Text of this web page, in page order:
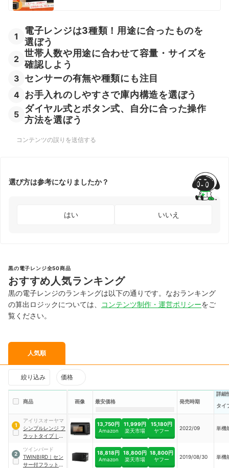
1
電子レンジは3種類！用途に合ったものを
選ぼう
2
世帯人数や用途に合わせて容量・サイズを
確認しよう
3 センサーの有無や種類にも注目
4 お手入れのしやすさで庫内構造を選ぼう
5
ダイヤル式とボタン式、自分に合った操作
方法を選ぼう
コンテンツの誤りを送信する
選び方は参考になりましたか？
はい いいえ
黒の電子レンジ全50商品
おすすめ人気ランキング
黒の電子レンジのランキングは以下の通りです。なおランキング
の算出ロジックについては、
コンテンツ制作・運営ポリシーをご
覧ください。
人気順
絞り込み 価格
商品 画像 最安価格 発売時期
詳細
タイ
1
アイリスオーヤマ
シンプルレンジ フ
ラットタイプ｜
13,750円
Amazon
11,999円
楽天市場
15,180円
ヤフー
2022/09 単機
2
ツインバード
TWINBIRD ｜ セン
サー付フラット電
18,818円
Amazon
18,800円
楽天市場
18,800円
ヤフー
2019/08/30 単機